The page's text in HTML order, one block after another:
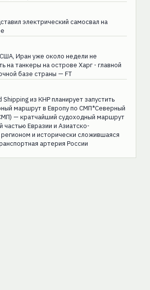
электрический самосвал на
Иран уже около недели не
на танкеры на острове Харг - главной
базе страны — FT
из КНР планирует запустить
маршрут в Европу по СМП*Северный
— кратчайший судоходный маршрут
частью Евразии и Азиатско-
и исторически сложившаяся
артерия России